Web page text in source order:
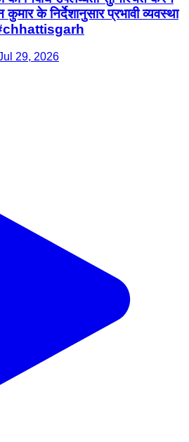
के निर्देशानुसार प्रभावी व्यवस्था
29, 2026